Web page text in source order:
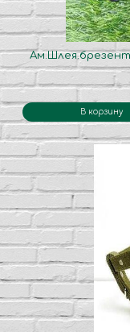
Ам.Шлея.брезент
В корзину